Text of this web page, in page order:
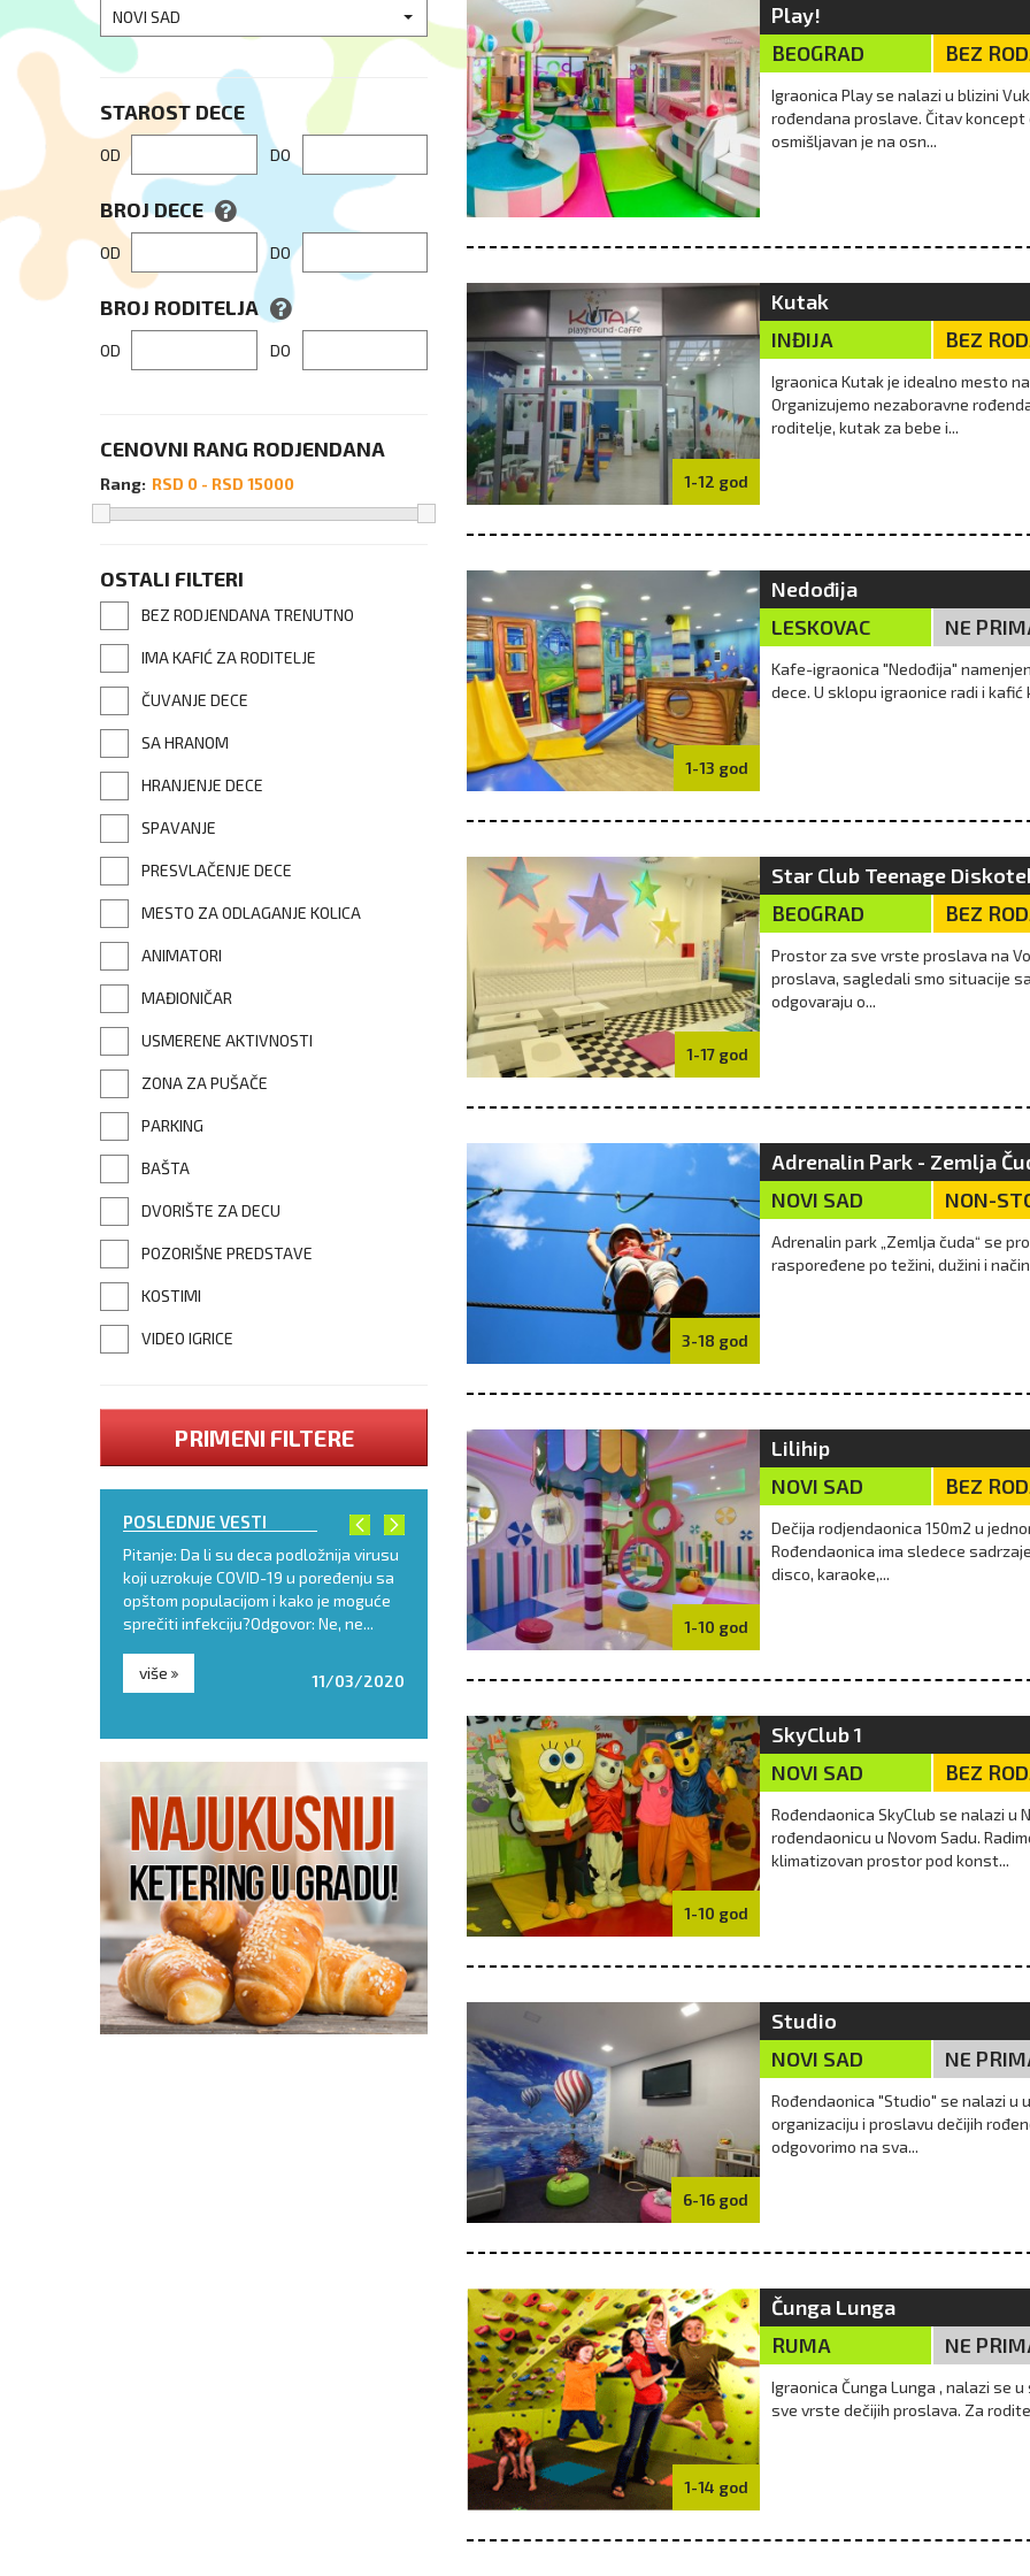
NOVI SAD
STAROST DECE
OD DO
BROJ DECE
OD DO
BROJ RODITELJA
OD DO
CENOVNI RANG RODJENDANA
Rang:
OSTALI FILTERI
BEZ RODJENDANA TRENUTNO
IMA KAFIĆ ZA RODITELJE
ČUVANJE DECE
SA HRANOM
HRANJENJE DECE
SPAVANJE
PRESVLAČENJE DECE
MESTO ZA ODLAGANJE KOLICA
ANIMATORI
MAĐIONIČAR
USMERENE AKTIVNOSTI
ZONA ZA PUŠAČE
PARKING
BAŠTA
DVORIŠTE ZA DECU
POZORIŠNE PREDSTAVE
KOSTIMI
VIDEO IGRICE
PRIMENI FILTERE
POSLEDNJE VESTI
Pitanje: Da li su deca podložnija virusu
koji uzrokuje COVID-19 u poređenju sa
opštom populacijom i kako je moguće
sprečiti infekciju?Odgovor: Ne, ne...
više 11/03/2020
remasti i sočni sladoledi, poslastice
za letnje dane, ne moraju da budu
prepuni šećera i veštačkih sastojaka.
Zato - pročitajte tekst i uživajte u zdr...
09/08/2018
Igre u pesku su odlična prilika da deca
imaju vreme za igru napolju, bez
obaveza, strukture i elektronike. Bez
obzira da li prave dvorce i zamke od
pe...
Play!
BEOGRAD
BEZ
Igraonica Play se nalazi u blizini
rođendana proslave. Čitav
osmišljavan je na osn...
1-12 god
Kutak
INĐIJA
BEZ
Igraonica Kutak je idealno mesto
Organizujemo nezaboravne
roditelje, kutak za bebe i...
1-13 god
Nedođija
LESKOVAC
NE
Kafe-igraonica "Nedođija"
dece. U sklopu igraonice radi i
1-17 god
Star Club Teenage
BEOGRAD
BEZ
Prostor za sve vrste proslava na
proslava, sagledali smo situacije
odgovaraju o...
3-18 god
Adrenalin Park - Zemlja
NOVI SAD
NON-
Adrenalin park „Zemlja čuda“ se
raspoređene po težini, dužini i
1-10 god
Lilihip
NOVI SAD
BEZ
Dečija rodjendaonica 150m2 u
Rođendaonica ima sledece
disco, karaoke,...
1-10 god
SkyClub 1
NOVI SAD
BEZ
Rođendaonica SkyClub se nalazi u
rođendaonicu u Novom Sadu.
klimatizovan prostor pod konst...
6-16 god
Studio
NOVI SAD
NE
Rođendaonica "Studio" se nalazi u
organizaciju i proslavu dečijih
odgovorimo na sva...
1-14 god
Čunga Lunga
RUMA
NE
Igraonica Čunga Lunga , nalazi se
sve vrste dečijih proslava. Za